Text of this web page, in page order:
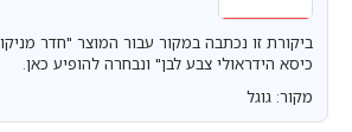
ביקורת זו נכתבה במקור עבור המוצר "חדר
כיסא הידראולי צבע לבן" ונבחרה להופיע כאן.
מקור: גוגל